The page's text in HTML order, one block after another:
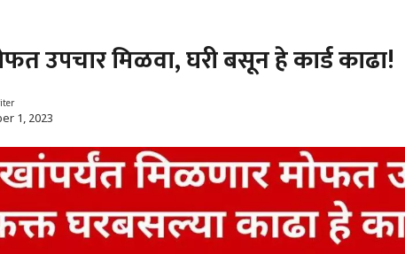
उपचार मिळवा, घरी बसून हे कार्ड काढा!
1, 2023